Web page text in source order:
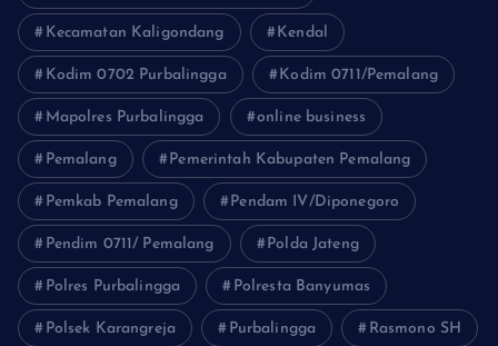
Kecamatan Kaligondang Kendal
Kodim 0702 Purbalingga Kodim 0711/Pemalang
Mapolres Purbalingga online business
Pemalang Pemerintah Kabupaten Pemalang
Pemkab Pemalang Pendam IV/Diponegoro
Pendim 0711/ Pemalang Polda Jateng
Polres Purbalingga Polresta Banyumas
Polsek Karangreja Purbalingga Rasmono SH